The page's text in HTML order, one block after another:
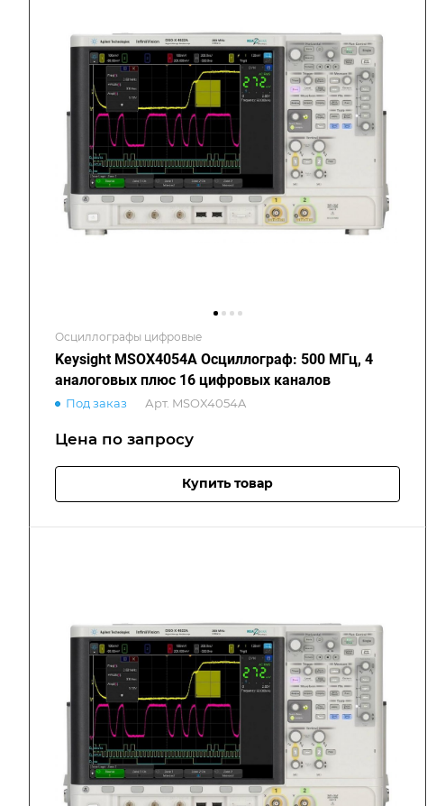
Осциллографы цифровые
Keysight MSOX4054A Осциллограф: 500 МГц, 4
аналоговых плюс 16 цифровых каналов
Под заказ Арт. MSOX4054A
Цена по запросу
Купить товар